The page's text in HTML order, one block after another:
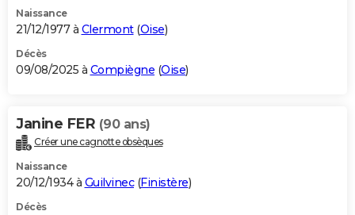
Naissance
21/12/1977 à Clermont(Oise)
Décès
09/08/2025 à Compiègne (Oise)
Janine FER (90 ans)
Créer une cagnotte obsèques
Naissance
20/12/1934 à Guilvinec(Finistère)
Décès